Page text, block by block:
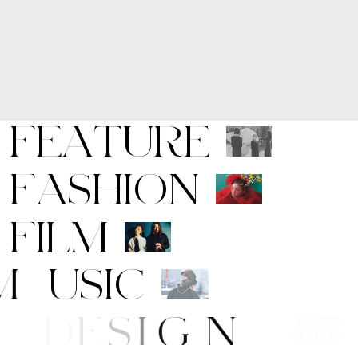
FEATURE
FASHION
FILM
M USIC
T/D ES IG